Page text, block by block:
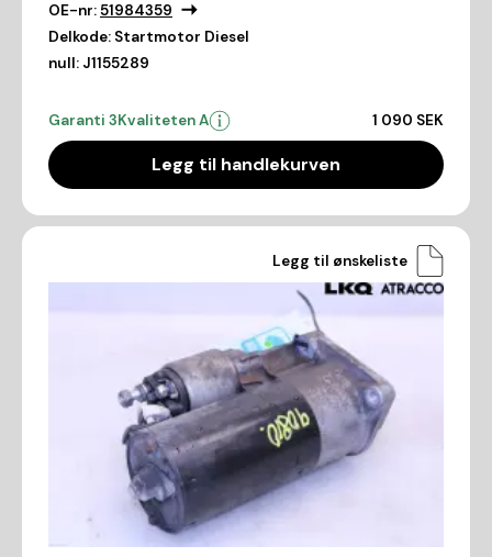
OE-nr:51984359
Delkode: Startmotor Diesel
null: J1155289
Garanti 3Kvaliteten A 1 090 SEK
Legg til handlekurven
Legg til ønskeliste